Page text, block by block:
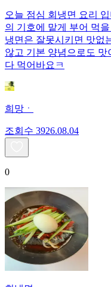
오늘 점심 회냉면 요리
의 기호에 맡게 부어 먹
냉면은 잘못시키면 맛없
않고 기본 양념으로도 맛
다 먹어바요ㅋ
희망ㆍ
조회수 3926.08.04
0